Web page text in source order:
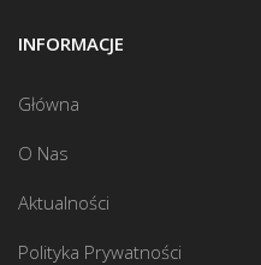
INFORMACJE
Główna
O Nas
Aktualności
Polityka Prywatności